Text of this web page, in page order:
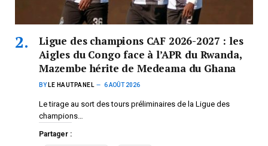
Ligue des champions CAF 2026-2027 : les
Aigles du Congo face à l’APR du Rwanda,
Mazembe hérite de Medeama du Ghana
BY LE HAUTPANEL 6 AOÛT 2026
Le tirage au sort des tours préliminaires de la Ligue des
champions…
Partager :